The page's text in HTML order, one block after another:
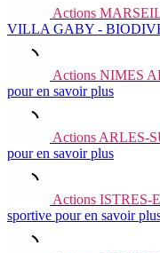
Actions
VILLA GABY -
Actions NIMES
pour en savoir plus
Actions ARLES-
pour en savoir plus
Actions ISTRES-
sportive pour en savoir